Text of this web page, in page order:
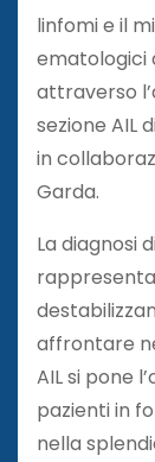
linfomi e il
ematologici
attraverso
sezione AIL
in
Garda.
La diagnosi
affrontare
AIL si pone
pazienti in
nella